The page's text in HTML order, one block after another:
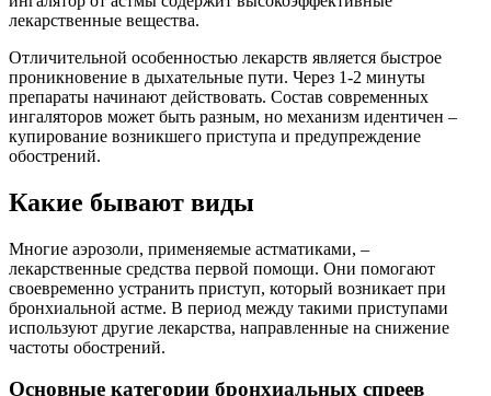
лекарственные вещества.
Отличительной особенностью лекарств является быстрое
проникновение в дыхательные пути. Через 1-2 минуты
препараты начинают действовать. Состав современных
ингаляторов может быть разным, но механизм идентичен –
купирование возникшего приступа и предупреждение
обострений.
Какие бывают виды
Многие аэрозоли, применяемые астматиками, –
лекарственные средства первой помощи. Они помогают
своевременно устранить приступ, который возникает при
бронхиальной астме. В период между такими приступами
используют другие лекарства, направленные на снижение
частоты обострений.
Основные категории бронхиальных спреев